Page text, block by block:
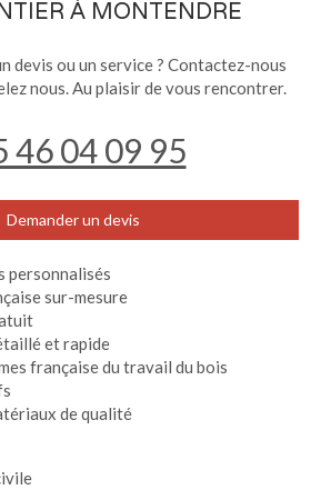
À MONTENDRE
devis ou un service ? Contactez-nous
nous. Au plaisir de vous rencontrer.
46 04 09 95
Demander un devis
personnalisés
sur-mesure
et rapide
française du travail du bois
de qualité